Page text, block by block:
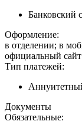
Банковский
Оформление:
в отделении; в
официальный сайт
Тип платежей:
Документы
Обязательные: